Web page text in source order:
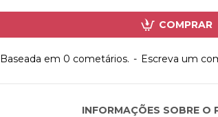
Baseada em 0 cometários. - Escreva um
COMPRAR
INFORMAÇÕES SOBRE O